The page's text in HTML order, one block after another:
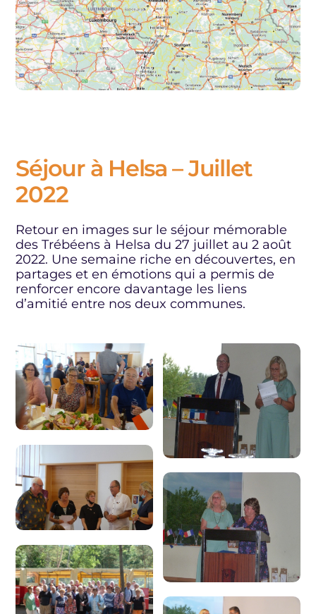
Séjour à Helsa – Juillet
2022
Retour en images sur le séjour mémorable
des Trébéens à Helsa du 27 juillet au 2 août
2022. Une semaine riche en découvertes, en
partages et en émotions qui a permis de
renforcer encore davantage les liens
d’amitié entre nos deux communes.